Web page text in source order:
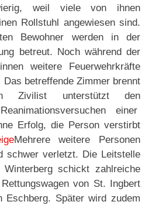
weil viele von ihnen
Rollstuhl angewiesen sind.
Bewohner werden in der
betreut. Noch während der
weitere Feuerwehrkräfte
betreffende Zimmer brennt
Zivilist unterstützt den
einer
Erfolg, die Person verstirbt
Mehrere weitere Personen
schwer verletzt. Die Leitstelle
schickt zahlreiche
von St. Ingbert
Eschberg. Später wird zudem